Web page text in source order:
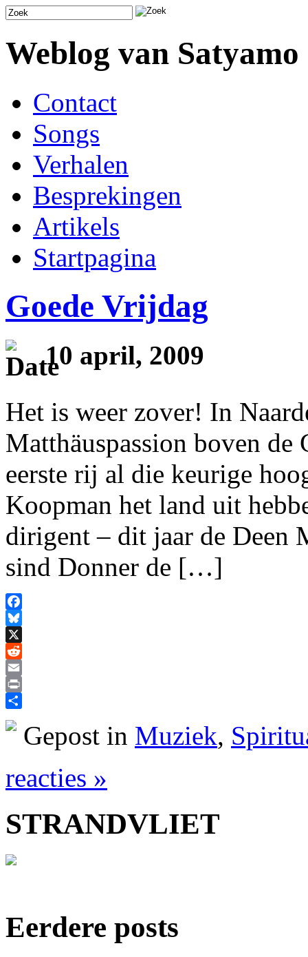
Weblog van Satyamo
Contact
Songs
Verhalen
Besprekingen
Artikels
Startpagina
Goede Vrijdag
10 april, 2009
Het is weer zover! In
Matthäuspassion boven
eerste rij al die keurige
Koopman het land uit
dirigent – dit jaar de Deen
sind Donner de […]
Facebook
Bluesky
X
Reddit
Email
Print
Gepost in Muziek,
reacties »
STRANDVLIET
Eerdere posts